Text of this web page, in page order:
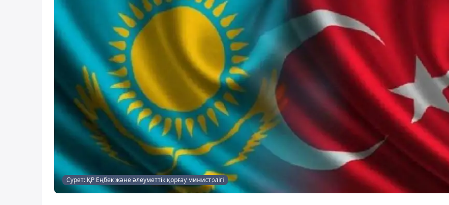
Сурет: ҚР Еңбек және әлеуметтік қорғау министрлігі